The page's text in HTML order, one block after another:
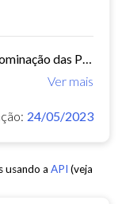
Ver mais
24/05/2023
usando a API (veja